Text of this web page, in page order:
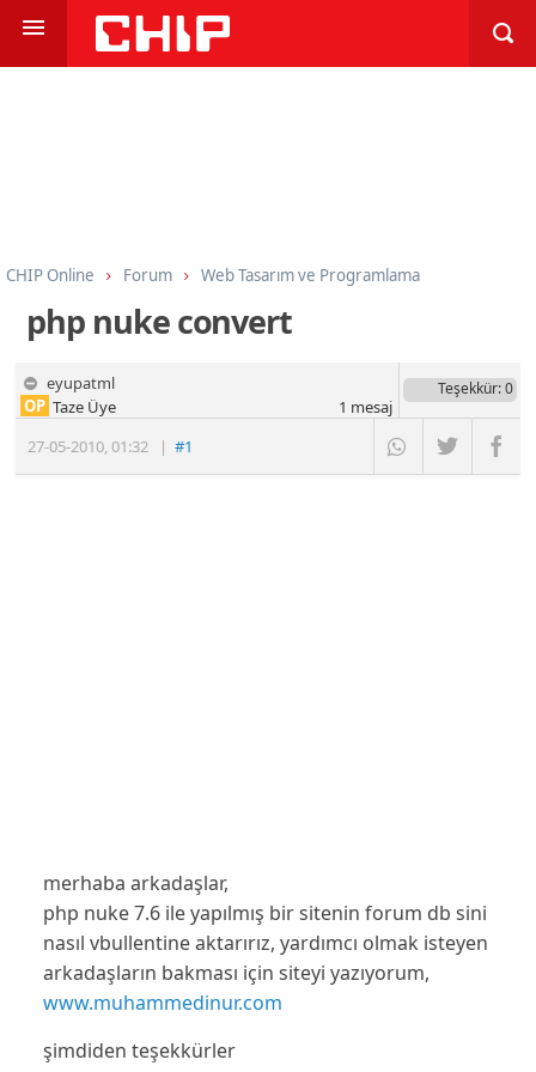
CHIP Online Forum
Web Tasarım ve Programlama
Programlama
php nuke convert
eyupatml
27-05-2010,01:32 |#1
OP Taze Üye
Teşekkür: 0
1 mesaj
merhaba arkadaşlar,
php nuke 7.6 ile yapılmış bir sitenin forum db sini
nasıl vbullentine aktarırız, yardımcı olmak isteyen
arkadaşların bakması için siteyi yazıyorum,
www.muhammedinur.com
şimdiden teşekkürler